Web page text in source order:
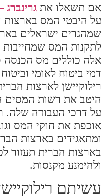
אם תשאלו את
על היבטי המס
שמהגרים ישראלים
לתקנות המס
אלה כוללים מס הכנסה
דמי ביטוח לאומי
רילוקיישן לארצות
על דרכי העבודה שלה.
אוכפת את חוקי המס
ומתאגידים בארצות
בארצות הברית תעזור
ולהימנע מקנסות.
עשיתם